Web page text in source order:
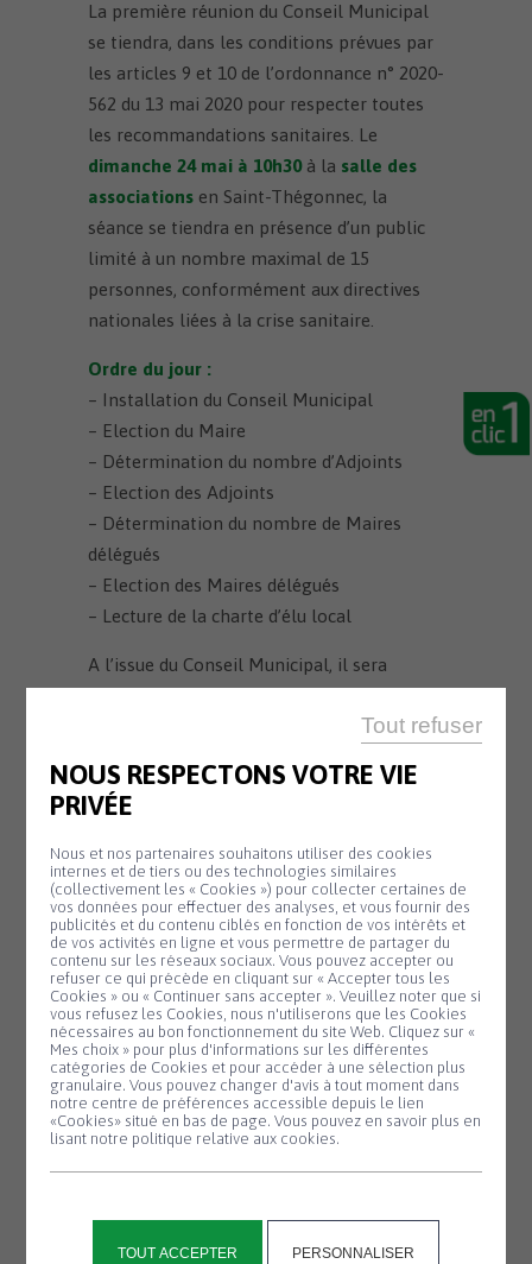
Panneau de gestion des cookies
NOUS RESPECTONS VOTRE VIE
PRIVÉE
Nous et nos partenaires souhaitons utiliser des cookies
internes et de tiers ou des technologies similaires
(collectivement les « Cookies ») pour collecter certaines de
vos données pour effectuer des analyses, et vous fournir des
publicités et du contenu ciblés en fonction de vos intérêts et
de vos activités en ligne et vous permettre de partager du
contenu sur les réseaux sociaux. Vous pouvez accepter ou
refuser ce qui précède en cliquant sur « Accepter tous les
Cookies » ou « Continuer sans accepter ». Veuillez noter que si
vous refusez les Cookies, nous n'utiliserons que les Cookies
nécessaires au bon fonctionnement du site Web. Cliquez sur «
Mes choix » pour plus d'informations sur les différentes
catégories de Cookies et pour accéder à une sélection plus
granulaire. Vous pouvez changer d'avis à tout moment dans
notre centre de préférences accessible depuis le lien
«Cookies» situé en bas de page. Vous pouvez en savoir plus en
lisant notre politique relative aux cookies.
TOUT ACCEPTER
Tout refuser
PERSONNALISER
La première réunion du Conseil Municipal
se tiendra, dans les conditions prévues par
les articles 9 et 10 de l’ordonnance n° 2020-
562 du 13 mai 2020 pour respecter toutes
les recommandations sanitaires. Le
dimanche 24 mai à 10h30à la salle des
associations en Saint-Thégonnec, la
séance se tiendra en présence d’un public
limité à un nombre maximal de 15
personnes, conformément aux directives
nationales liées à la crise sanitaire.
Ordre du jour :
– Installation du Conseil Municipal
– Election du Maire
– Détermination du nombre d’Adjoints
– Election des Adjoints
– Détermination du nombre de Maires
délégués
– Election des Maires délégués
– Lecture de la charte d’élu local
A l’issue du Conseil Municipal, il sera
SALLE KANEVEDENN
10 H 00 - 17 H 30
Lundi
3
Août
Exposition de
Mag’gie
Du 3 au 16 août,
venez découvrir
l'univers créatif de...
En savoir plus
OFFICE DE TOURISME
20 H 45